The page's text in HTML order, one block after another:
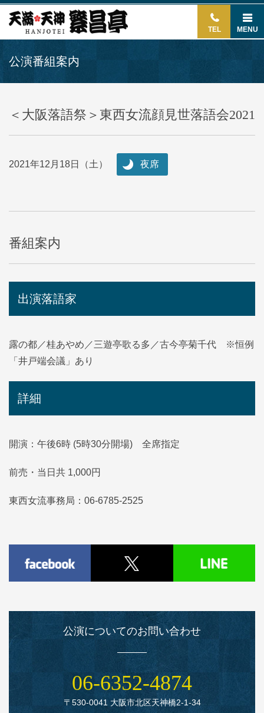
TEL MENU
公演番組案内
＜大阪落語祭＞東西女流顔見世落語会2021
2021年12月18日（土） 夜席
番組案内
出演落語家
露の都／桂あやめ／三遊亭歌る多／古今亭菊千代 ※恒例
「井戸端会議」あり
詳細
開演：午後6時 (5時30分開場) 全席指定
前売・当日共 1,000円
東西女流事務局：06-6785-2525
公演についてのお問い合わせ
06‑6352‑4874
〒530‑0041 大阪市北区天神橋2‑1‑34